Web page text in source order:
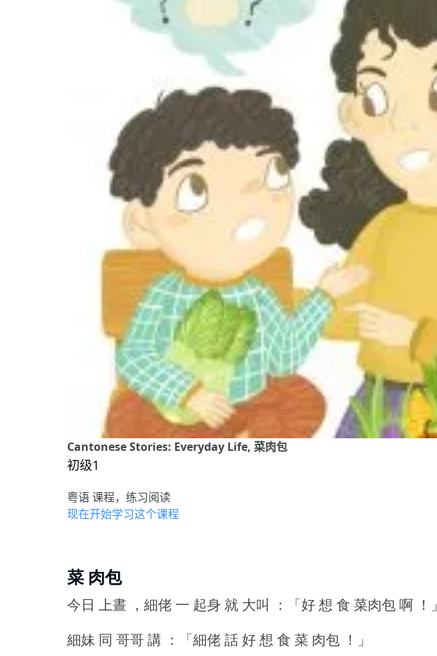
Cantonese Stories: Everyday Life, 菜肉包
初级1
粤语 课程，练习阅读
现在开始学习这个课程
菜 肉包
今日 上晝 ，細佬 一 起身 就 大叫 ：「好 想 食 菜肉包 啊 ！」
細妹 同 哥哥 講 ：「細佬 話 好 想 食 菜 肉包 ！」